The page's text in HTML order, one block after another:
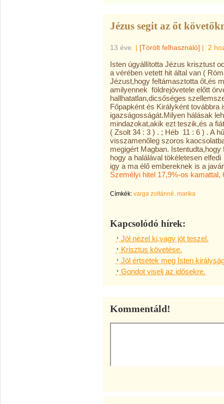
Jézus segit az őt
13 éve | [Törölt felhasználó] | 2
Isten úgyállította Jézus krisztust
a vérében vetett hit által van (
Jézust,hogy feltámasztotta őt,és
amilyennek földrejövetele előtt
hallhatatlan,dicsőséges
Főpapként és Királyként
igazságosságát.Milyen hálásak
mindazokat,akik ezt teszik,és a
( Zsolt 34 : 3 ) . ; Héb 11 : 6 ) . A
visszamenőleg szoros
megigért Magban.
hogy a halálával tökéletesen
igy a ma élő embereknek is a
Személyi hitel 17,9%-os kamattal,
Címkék: varga zoltánné. marika
Kapcsolódó hírek:
Jól nézel ki,vagy jót teszel.
Krisztus követése.
Jól értsétek meg Isten
Gondot viselj az idősekre.
Kommentáld!